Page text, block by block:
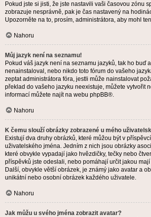
Pokud jste si jisti, že jste nastavili vaši časovou zónu
zobrazuje nesprávně, pak je čas nastavený na
Upozorněte na to, prosím, administrátora, aby mohl
Nahoru
Můj jazyk není na seznamu!
Pokud váš jazyk není na seznamu jazyků, tak ho buď
nenainstaloval, nebo nikdo toto fórum do vašeho
zeptat administrátora fóra, jestli může nainstalovat
překlad do vašeho jazyku neexistuje, můžete vytvořit
informací můžete najít na webu phpBB®.
Nahoru
K čemu slouží obrázky zobrazené u mého
Existují dva druhy obrázků, které můžou být v
uživatelského jména. Jedním z nich jsou obrázky
které obvykle vypadají jako hvězdičky, tečky nebo
příspěvků jste odeslali, nebo pomáhají určit jakou
Další, obvykle větší obrázek, je známý jako avatar a
unikátní nebo osobní obrázek každého uživatele.
Nahoru
Jak můžu u svého jména zobrazit avatar?